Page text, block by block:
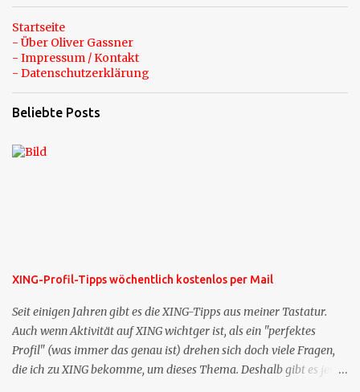
Startseite
- Über Oliver Gassner
- Impressum / Kontakt
- Datenschutzerklärung
Beliebte Posts
XING-Profil-Tipps wöchentlich kostenlos per Mail
Seit einigen Jahren gibt es die XING-Tipps aus meiner Tastatur.
Auch wenn Aktivität auf XING wichtger ist, als ein "perfektes
Profil" (was immer das genau ist) drehen sich doch viele Fragen,
die ich zu XING bekomme, um dieses Thema. Deshalb gibt es jetzt